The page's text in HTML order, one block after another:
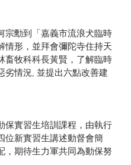
宗勳到「嘉義市流浪犬臨時
情形，並拜會彌陀寺住持天
畜牧科科長黃賢，了解臨時
劣情況, 並提出六點改善建
保實習生培訓課程，由執行
位新實習生講述動督會簡
，期待生力軍共同為動保努